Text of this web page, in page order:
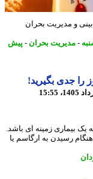
و مدیریت بحران
مدیریت بحران-
پیش
جدی بگیرید!
زمینه ای باشد.
رسیدن به ارگاسم یا